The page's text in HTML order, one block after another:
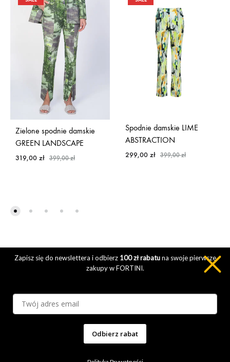
Zielone spodnie damskie
GREEN LANDSCAPE
319,00 zł 399,00zł
Spodnie damskie LIME
ABSTRACTION
299,00 zł 399,00zł
Polityka Prywatności
Regulamin Sklepu
Zwroty i Reklamacje
O Nas
Klarna FAQ
Dofinansowanie Go To Brand, Inteligentny Rozwój
FacebookInstagram
Zapisz się do newslettera i odbierz 100 zł rabatuna swoje pierwsze
zakupy w FORTINI.
Odbierz rabat